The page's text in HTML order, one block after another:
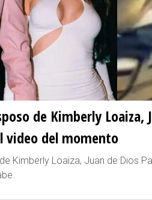
de Kimberly
del momento
Kimberly Loaiza, Juan de Dios